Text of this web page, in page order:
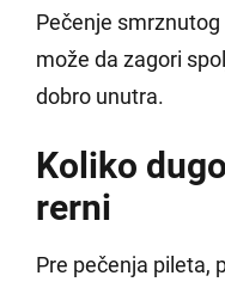
Pečenje
može da zagori
dobro unutra.
Koliko
rerni
Pre pečenja pileta,